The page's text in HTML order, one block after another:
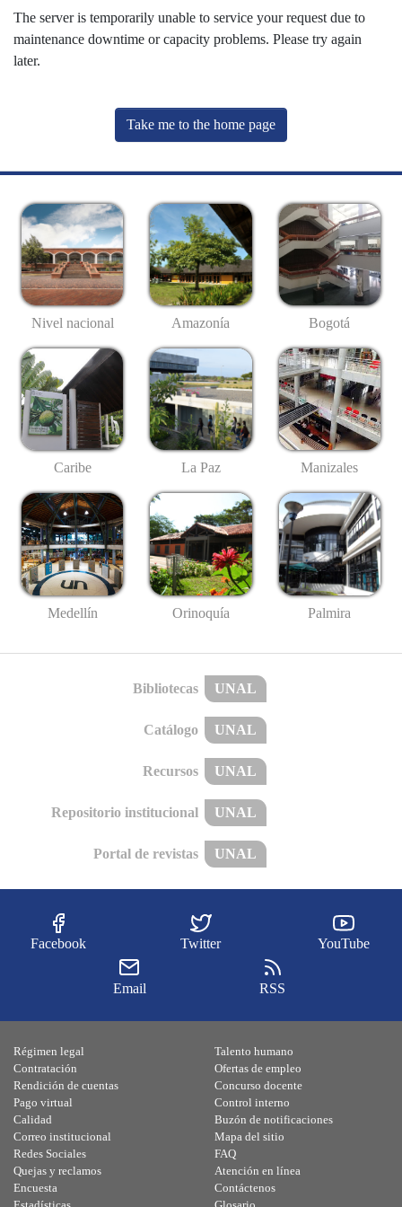
The server is temporarily unable to service your request due to
maintenance downtime or capacity problems. Please try again
later.
Take me to the home page
Nivel nacional Amazonía Bogotá
Caribe La Paz Manizales
Medellín Orinoquía Palmira
Bibliotecas UNAL
Catálogo UNAL
Recursos UNAL
Repositorio institucional UNAL
Portal de revistas UNAL
Facebook Twitter YouTube
Email RSS
Régimen legal
Contratación
Rendición de cuentas
Pago virtual
Calidad
Talento humano
Ofertas de empleo
Concurso docente
Control interno
Buzón de notificaciones
Correo institucional
Redes Sociales
Quejas y reclamos
Encuesta
Mapa del sitio
FAQ
Atención en línea
Contáctenos